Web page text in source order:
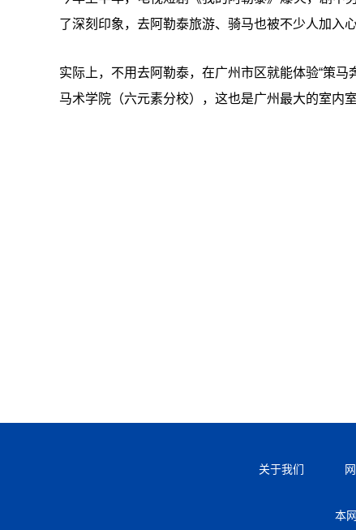
了深刻印象，去阿勒泰旅游、骑马也被不少人加入心
实际上，不用去阿勒泰，在广州市区就能体验“策马
马术学院（六元素分校），这也是广州最大的室内
关于我们
本